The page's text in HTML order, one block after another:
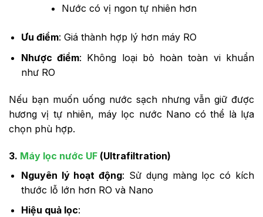
Nước có vị ngon tự nhiên hơn
Ưu điểm: Giá thành hợp lý hơn máy RO
Nhược điểm: Không loại bỏ hoàn toàn vi khuẩn
như RO
Nếu bạn muốn uống nước sạch nhưng vẫn giữ được
hương vị tự nhiên, máy lọc nước Nano có thể là lựa
chọn phù hợp.
3. Máy lọc nước UF (Ultrafiltration)
Nguyên lý hoạt động: Sử dụng màng lọc có kích
thước lỗ lớn hơn RO và Nano
Hiệu quả lọc: